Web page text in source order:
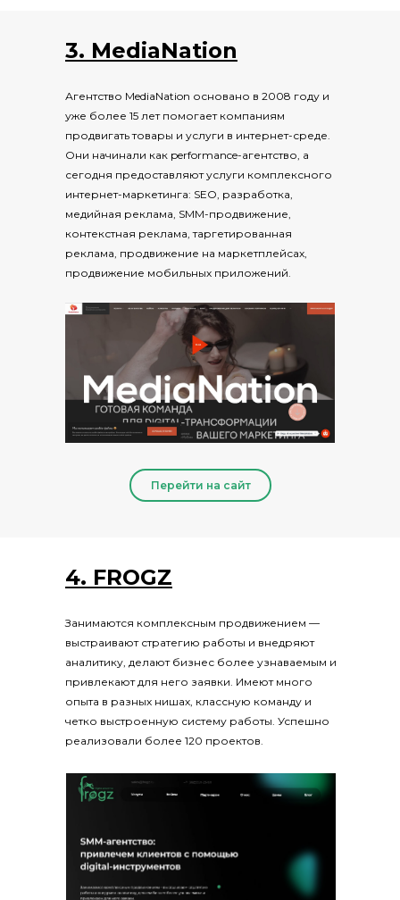
3. MediaNation
Агентство MediaNation основано в 2008 году и
уже более 15 лет помогает компаниям
продвигать товары и услуги в интернет-среде.
Они начинали как performance-агентство, а
сегодня предоставляют услуги комплексного
интернет-маркетинга: SEO, разработка,
медийная реклама, SMM-продвижение,
контекстная реклама, таргетированная
реклама, продвижение на маркетплейсах,
продвижение мобильных приложений.
Перейти на сайт
4. FROGZ
Занимаются комплексным продвижением —
выстраивают стратегию работы и внедряют
аналитику, делают бизнес более узнаваемым и
привлекают для него заявки. Имеют много
опыта в разных нишах, классную команду и
четко выстроенную систему работы. Успешно
реализовали более 120 проектов.